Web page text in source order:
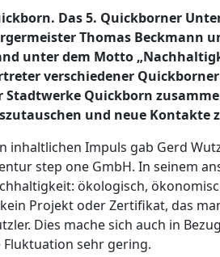
Das 5. Quickborner
Thomas Beckmann
unter dem Motto
verschiedener
Stadtwerke Quickborn
und neue Kontakte
inhaltlichen Impuls gab Gerd
step one GmbH. In seinem
ökologisch,
Projekt oder Zertifikat, das
Dies mache sich auch in
Fluktuation sehr gering.